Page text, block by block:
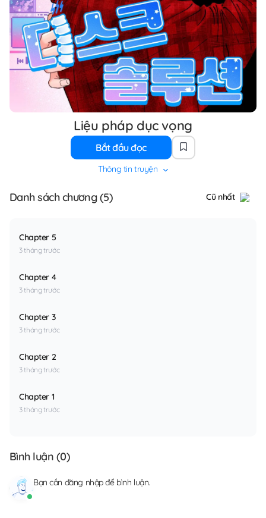
Liệu pháp dục vọng
Bắt đầu đọc
Thông tin truyện
Danh sách chương (5) Cũ nhất
Chapter 5
3 tháng trước
Chapter 4
3 tháng trước
Chapter 3
3 tháng trước
Chapter 2
3 tháng trước
Chapter 1
3 tháng trước
Bình luận (0)
Bạn cần đăng nhậpđể bình luận.